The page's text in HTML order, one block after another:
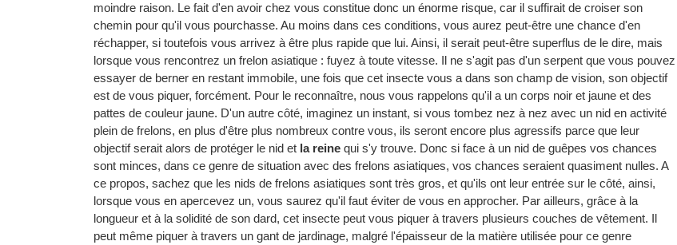
moindre raison. Le fait d'en avoir chez vous constitue donc un énorme risque, car il suffirait de croiser son
chemin pour qu'il vous pourchasse. Au moins dans ces conditions, vous aurez peut-être une chance d'en
réchapper, si toutefois vous arrivez à être plus rapide que lui. Ainsi, il serait peut-être superflus de le dire, mais
lorsque vous rencontrez un frelon asiatique : fuyez à toute vitesse. Il ne s'agit pas d'un serpent que vous pouvez
essayer de berner en restant immobile, une fois que cet insecte vous a dans son champ de vision, son objectif
est de vous piquer, forcément. Pour le reconnaître, nous vous rappelons qu'il a un corps noir et jaune et des
pattes de couleur jaune. D'un autre côté, imaginez un instant, si vous tombez nez à nez avec un nid en activité
plein de frelons, en plus d'être plus nombreux contre vous, ils seront encore plus agressifs parce que leur
objectif serait alors de protéger le nid et la reine qui s'y trouve. Donc si face à un nid de guêpes vos chances
sont minces, dans ce genre de situation avec des frelons asiatiques, vos chances seraient quasiment nulles. A
ce propos, sachez que les nids de frelons asiatiques sont très gros, et qu'ils ont leur entrée sur le côté, ainsi,
lorsque vous en apercevez un, vous saurez qu'il faut éviter de vous en approcher. Par ailleurs, grâce à la
longueur et à la solidité de son dard, cet insecte peut vous piquer à travers plusieurs couches de vêtement. Il
peut même piquer à travers un gant de jardinage, malgré l'épaisseur de la matière utilisée pour ce genre